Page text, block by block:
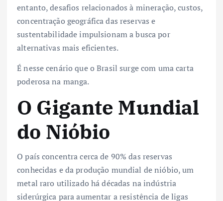
entanto, desafios relacionados à mineração, custos,
concentração geográfica das reservas e
sustentabilidade impulsionam a busca por
alternativas mais eficientes.
É nesse cenário que o Brasil surge com uma carta
poderosa na manga.
O Gigante Mundial
do Nióbio
O país concentra cerca de 90% das reservas
conhecidas e da produção mundial de nióbio, um
metal raro utilizado há décadas na indústria
siderúrgica para aumentar a resistência de ligas